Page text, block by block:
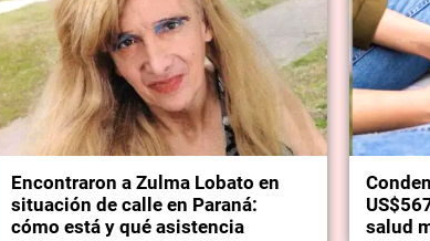
Encontraron a Zulma Lobato en
situación de calle en Paraná:
cómo está y qué asistencia
salud